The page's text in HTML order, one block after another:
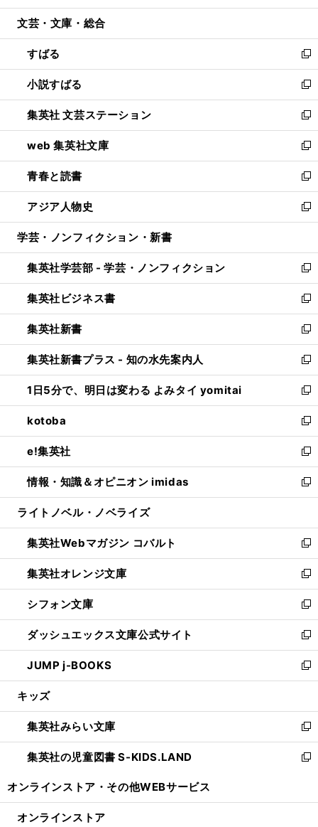
開
ウ
開
く
ン
ウ
で
開
く
ウ
ン
ド
ウ
で
開
く
文芸・文庫・総合
すばる
新
し
い
ウ
ィ
ン
ド
ウ
で
開
く
小説すばる
新
し
い
ウ
ィ
ン
ド
ウ
で
開
集英社 文芸ステーション
新
し
い
ウ
ィ
ン
ド
ウ
開
く
web 集英社文庫
新
し
い
ウ
ィ
ン
ウ
で
開
く
青春と読書
新
し
い
ウ
ン
ド
ウ
で
開
く
アジア人物史
新
し
ウ
ィ
ン
ド
ウ
で
開
く
学芸・ノンフィクション・新書
集英社学芸部 - 学芸・ノンフィクション
新
し
い
ウ
ィ
ン
ド
ウ
で
開
く
集英社ビジネス書
新
し
い
ウ
ィ
ン
ド
ウ
で
開
く
集英社新書
新
し
い
ウ
ィ
ン
ド
ウ
で
開
く
集英社新書プラス - 知の水先案内人
新
し
い
ウ
ィ
ン
ド
ウ
で
開
1日5分で、明日は変わる よみタイ yomitai
新
し
い
ウ
ィ
ン
ド
ウ
開
く
kotoba
新
し
い
ウ
ィ
ン
ウ
で
開
く
e!集英社
新
し
い
ウ
ン
ド
ウ
で
開
く
情報・知識＆オピニオン imidas
新
し
ウ
ィ
ン
ド
ウ
で
開
く
ライトノベル・ノベライズ
集英社Webマガジン コバルト
新
し
い
ウ
ィ
ン
ド
ウ
で
開
集英社オレンジ文庫
新
し
い
ウ
ィ
ン
ド
ウ
開
く
シフォン文庫
新
し
い
ウ
ィ
ン
ウ
で
開
く
ダッシュエックス文庫公式サイト
新
し
い
ウ
ン
ド
ウ
で
JUMP j-BOOKS
新
し
ウ
ィ
ン
ド
開
キッズ
集英社みらい文庫
新
し
い
ン
集英社の児童図書 S-KIDS.LAND
新
ウ
オンラインストア・ その他WEBサービス
オンラインストア